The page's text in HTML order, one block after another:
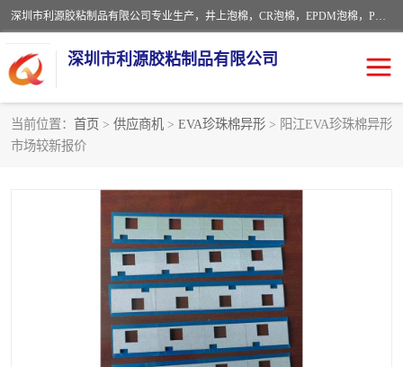
深圳市利源胶粘制品有限公司专业生产，井上泡棉，CR泡棉，EPDM泡棉，PORON泡棉厚度剖切，公差正负0.1mm，硅胶条，脚垫，异形一次成型，雕刻EVA海绵；包装材料:精密仪器、医疗器具、运输时缓冲、防震材料。建筑:住房装潢材料、房屋门窗密封；轻便、强韧性：轻便并且具有较强的韧性，良好的耐油性与耐溶剂性。隔热性：导热性低具有优越的保温性，具有的回弹性。
深圳市利源胶粘制品有限公司
当前位置： 首页 > 供应商机 > EVA珍珠棉异形 > 阳江EVA珍珠棉异形
市场较新报价
CR橡胶
EVA珍珠棉异形 硅胶脚垫